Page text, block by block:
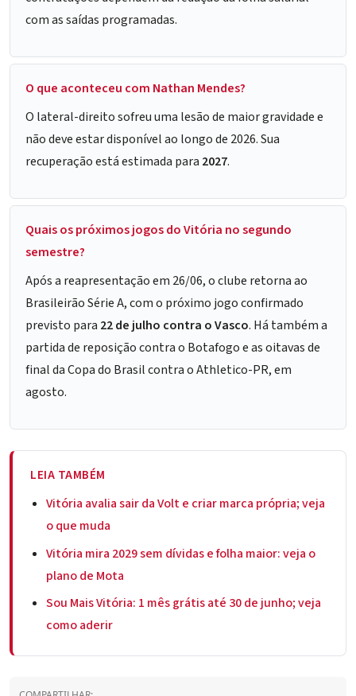
com as saídas programadas.
O que aconteceu com Nathan Mendes?
O lateral-direito sofreu uma lesão de maior gravidade e
não deve estar disponível ao longo de 2026. Sua
recuperação está estimada para 2027.
Quais os próximos jogos do Vitória no segundo
semestre?
Após a reapresentação em 26/06, o clube retorna ao
Brasileirão Série A, com o próximo jogo confirmado
previsto para 22 de julho contra o Vasco. Há também a
partida de reposição contra o Botafogo e as oitavas de
final da Copa do Brasil contra o Athletico-PR, em
agosto.
LEIA TAMBÉM
Vitória avalia sair da Volt e criar marca própria; veja
o que muda
Vitória mira 2029 sem dívidas e folha maior: veja o
plano de Mota
Sou Mais Vitória: 1 mês grátis até 30 de junho; veja
como aderir